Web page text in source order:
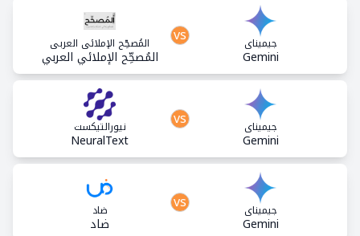
جيميناي
Gemini
المُصحِّح الإملائي العربي
المُصحِّح الإملائي العربي
vs
جيميناي
Gemini
نيورالتيكست
NeuralText
vs
جيميناي
Gemini
ضاد
ضاد
vs